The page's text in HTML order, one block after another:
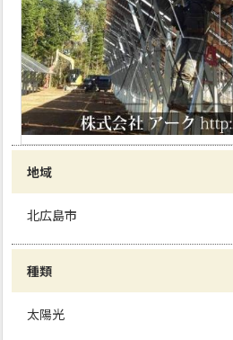
地域
北広島市
種類
太陽光